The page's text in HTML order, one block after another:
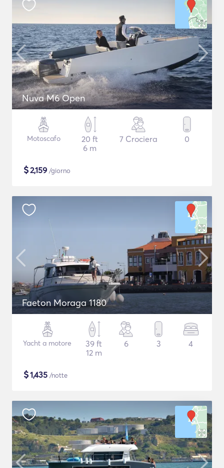
Nuva M6 Open
Motoscafo
20 ft
6 m
7 Crociera 0
$2,159 /giorno
Faeton Moraga 1180
Yacht a motore
39 ft
12 m
6 3 4
$1,435 /notte